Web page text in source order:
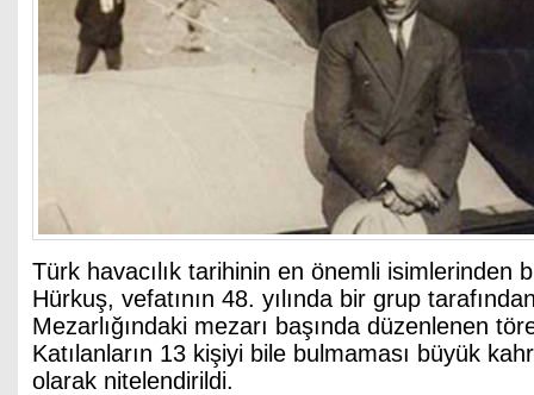
Türk havacılık tarihinin en önemli isimlerinden
Hürkuş, vefatının 48. yılında bir grup
Mezarlığındaki mezarı başında düzenlenen
Katılanların 13 kişiyi bile bulmaması büyük
olarak nitelendirildi.